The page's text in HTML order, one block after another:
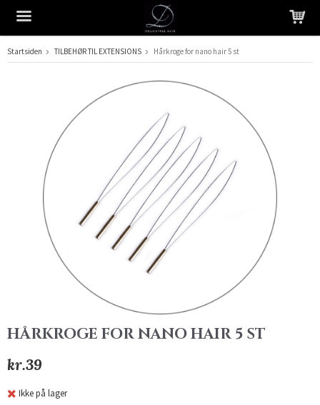
Produktet er blevet tilføjet til din indkøbskurv
Startsiden TILBEHØR TIL EXTENSIONS Hårkroge for nano hair 5 st
HÅRKROGE FOR NANO HAIR 5 ST
kr.39
Ikke på lager